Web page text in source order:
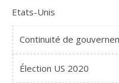
Etats-Unis
Continuité de
Élection US 2020